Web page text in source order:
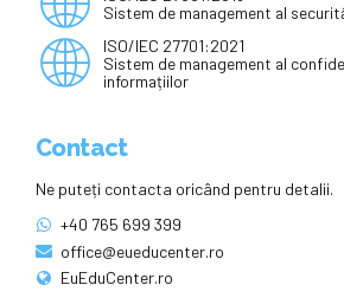
Sistem de management al
ISO/IEC 27701:2021
Sistem de management al
informațiilor
Contact
Ne puteți contacta oricând pentru detalii.
+40 765 699 399
office@eueducenter.ro
EuEduCenter.ro